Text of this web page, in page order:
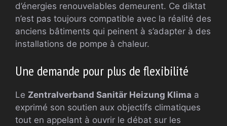
d’énergies renouvelables demeurent. Ce diktat
n’est pas toujours compatible avec la réalité des
anciens bâtiments qui peinent à s’adapter à des
installations de pompe à chaleur.
Une demande pour plus de flexibilité
Le Zentralverband Sanitär Heizung Klima a
exprimé son soutien aux objectifs climatiques
tout en appelant à ouvrir le débat sur les